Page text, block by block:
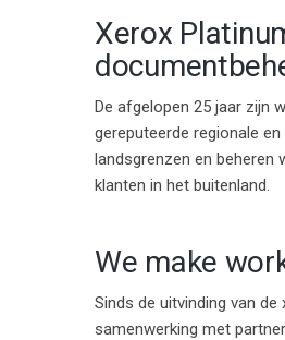
Xerox
De afgelopen 25 jaar zijn
gereputeerde regionale
landsgrenzen en beheren
klanten in het buitenland.
We make
Sinds de uitvinding van
samenwerking met